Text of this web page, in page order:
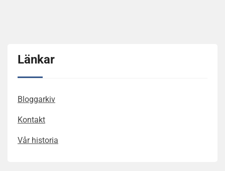
Länkar
Bloggarkiv
Kontakt
Vår historia